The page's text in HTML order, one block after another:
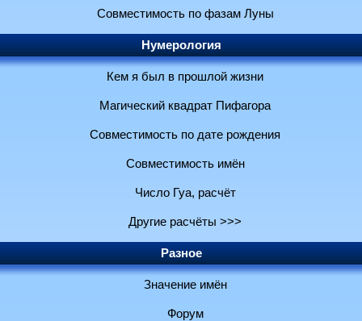
Совместимость по фазам Луны
Нумерология
Кем я был в прошлой жизни
Магический квадрат Пифагора
Совместимость по дате рождения
Совместимость имён
Число Гуа, расчёт
Другие расчёты >>>
Разное
Значение имён
Форум